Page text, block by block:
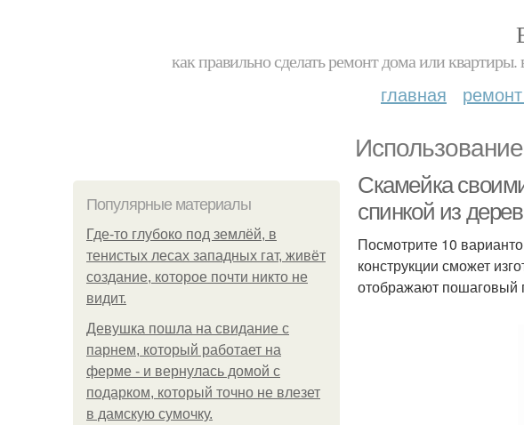
как правильно сделать ремонт дома или
главная
Популярные материалы
Где-то глубоко под землёй, в
тенистых лесах западных гат, живёт
создание, которое почти никто не
видит.
Девушка пошла на свидание с
парнем, который работает на
ферме - и вернулась домой с
подарком, который точно не влезет
в дамскую сумочку.
Скамейка
спинкой из
Посмотрите 10
конструкции сможет
отображают пошаговый